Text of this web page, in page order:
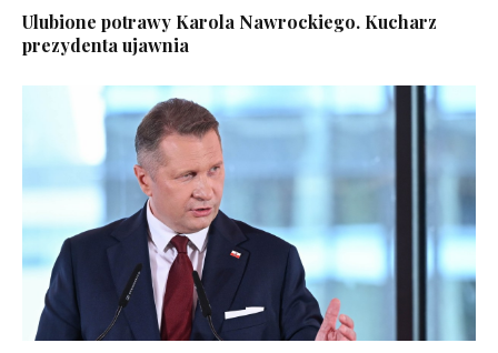
Ulubione potrawy Karola Nawrockiego. Kucharz
prezydenta ujawnia